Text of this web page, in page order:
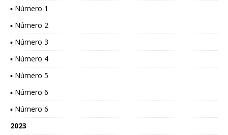
▪ Número 1
▪ Número 2
▪ Número 3
▪ Número 4
▪ Número 5
▪ Número 6
▪ Número 6
2023